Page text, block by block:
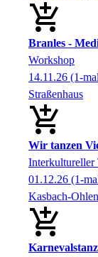
Branles -
Workshop
14.11.26 (1-
Straßenhaus
Wir tanzen
Interkultureller
01.12.26 (1-
Kasbach-